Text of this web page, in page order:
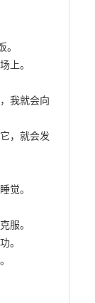
上。
我就会向
，就会发
觉。
服。
。